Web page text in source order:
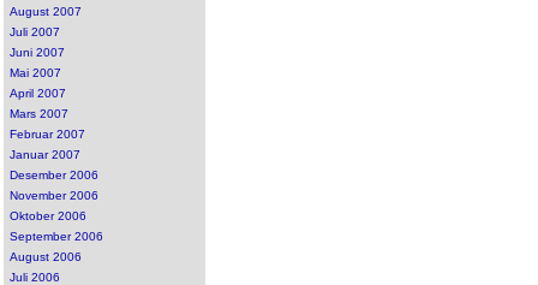
August 2007
Juli 2007
Juni 2007
Mai 2007
April 2007
Mars 2007
Februar 2007
Januar 2007
Desember 2006
November 2006
Oktober 2006
September 2006
August 2006
Juli 2006